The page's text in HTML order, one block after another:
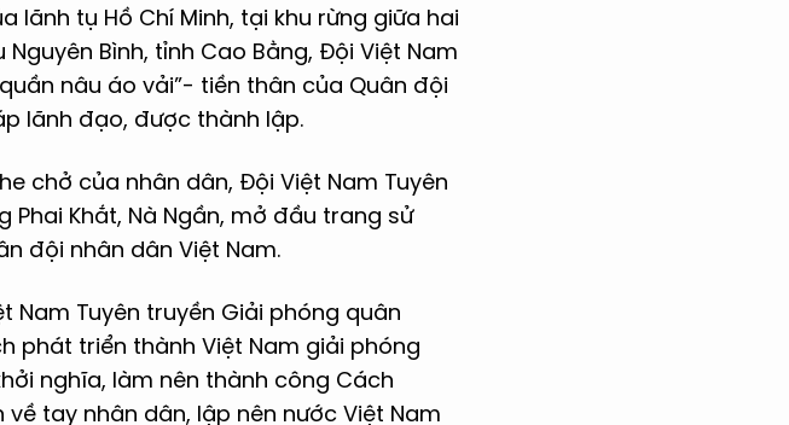
lãnh tụ Hồ Chí Minh, tại khu rừng giữa hai
Bình, tỉnh Cao Bằng, Đội Việt Nam
nâu áo vải”- tiền thân của Quân đội
lãnh đạo, được thành lập.
chở của nhân dân, Đội Việt Nam Tuyên
Khắt, Nà Ngần, mở đầu trang sử
đội nhân dân Việt Nam.
Nam Tuyên truyền Giải phóng quân
phát triển thành Việt Nam giải phóng
nghĩa, làm nên thành công Cách
tay nhân dân, lập nên nước Việt Nam